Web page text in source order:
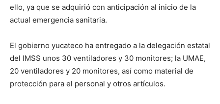
ello, ya que se adquirió con anticipación al inicio de la
actual emergencia sanitaria.
El gobierno yucateco ha entregado a la delegación estatal
del IMSS unos 30 ventiladores y 30 monitores; la UMAE,
20 ventiladores y 20 monitores, así como material de
protección para el personal y otros artículos.